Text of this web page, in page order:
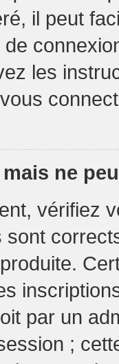
il peut
de
les
ne
vérifiez
sont
par un
;